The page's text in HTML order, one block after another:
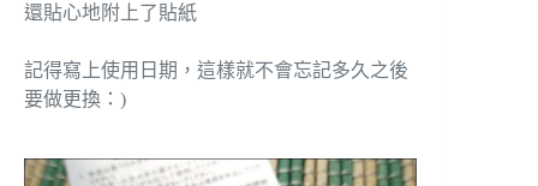
還貼心地附上了貼紙
記得寫上使用日期，這樣就不會忘記多久之後
要做更換：)